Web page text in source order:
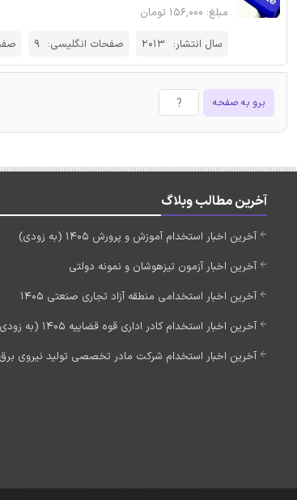
مبلغ: ۱۵۶,۰۰۰ تومان
سال انتشار: 2013 صفحات انگلیسی: 9
برو به صفحه
آخرین مطالب وبلاگ
آخرین اخبار استخدام آموزش و پرورش 1405 (به زودی)
آخرین اخبار آزمون تیزهوشان و نمونه دولتی
آخرین اخبار استخدامی منطقه آزاد تجاری صنعتی 1405
آخرین اخبار استخدام کادر اداری قوه قضاییه 1405 (به زودی)
آخرین اخبار استخدام شرکت مادر تخصصی تولید نیروی برق حرارتی 1405